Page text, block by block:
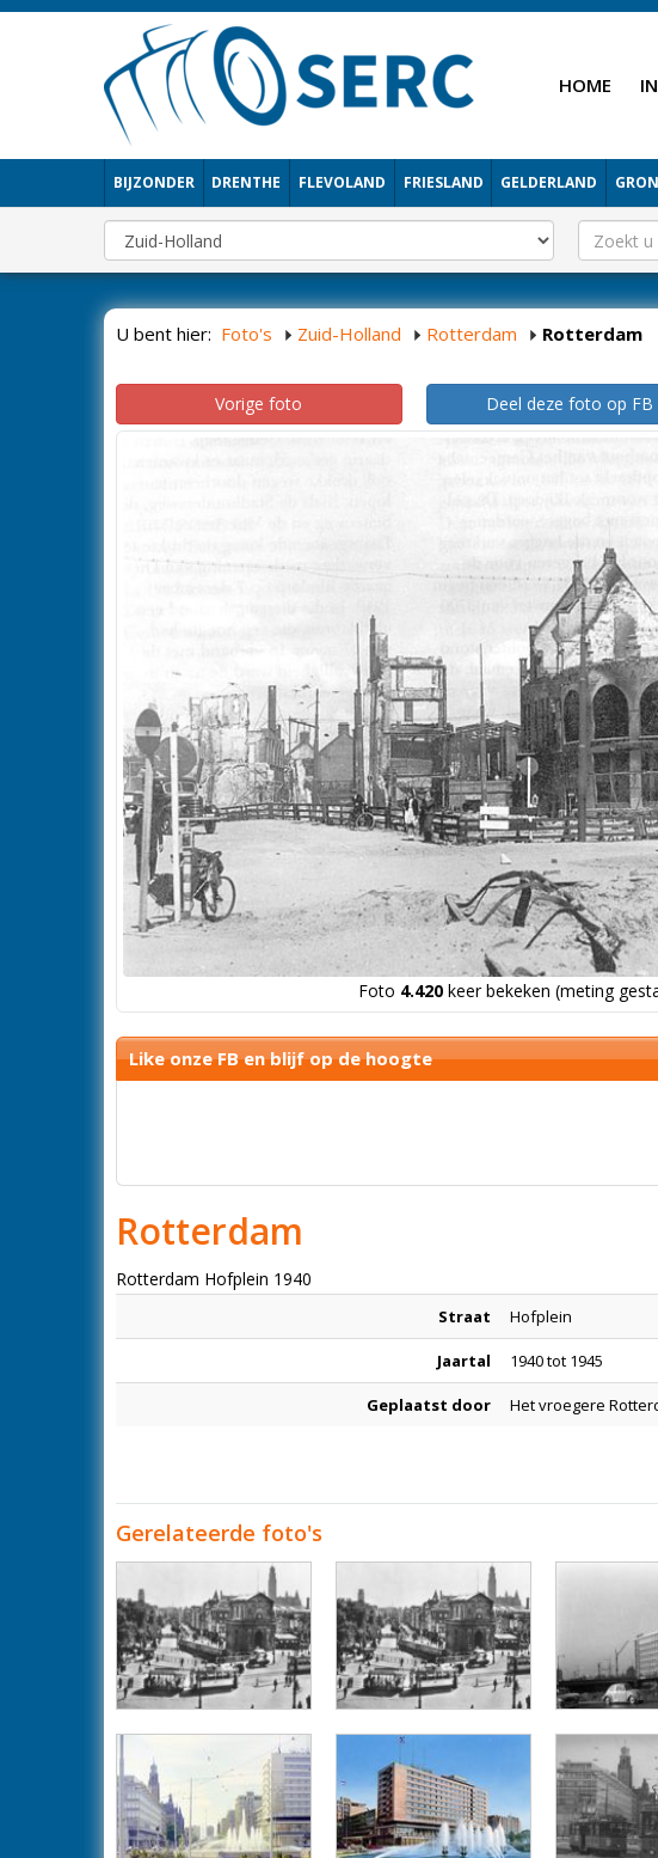
HOME
BIJZONDER DRENTHE FLEVOLAND FRIESLAND GELDERLAND
U bent hier: Foto's Zuid-Holland Rotterdam Rotterdam
Vorige foto Deel deze foto op FB
Foto 4.420keer bekeken (meting
Like onze FB en blijf op de hoogte
Rotterdam
Rotterdam Hofplein 1940
Straat Hofplein
Jaartal 1940 tot 1945
Geplaatst door Het vroegere
Gerelateerde foto's